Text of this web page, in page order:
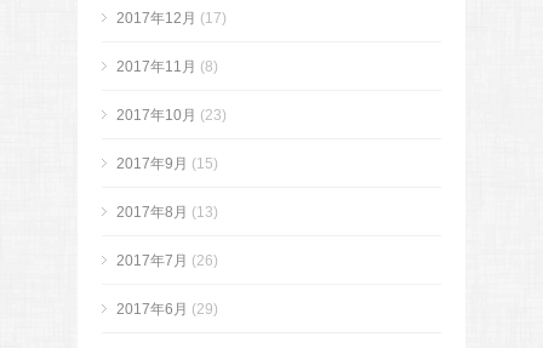
2017年12月 (17)
2017年11月 (8)
2017年10月 (23)
2017年9月 (15)
2017年8月 (13)
2017年7月 (26)
2017年6月 (29)